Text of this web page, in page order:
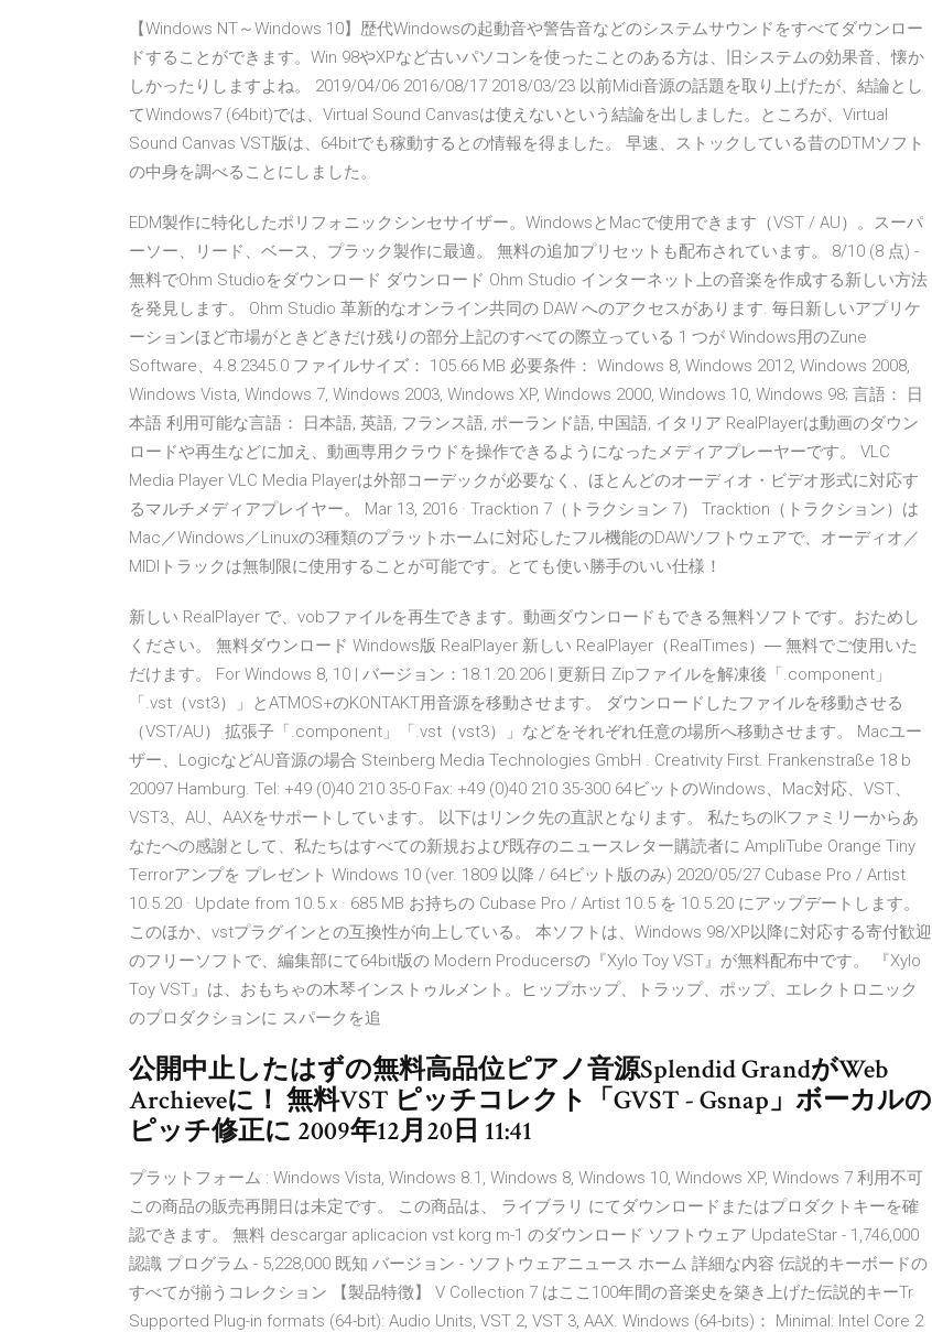
【Windows NT～Windows 10】歴代Windowsの起動音や警告音などのシステムサウンドをすべてダウンロー
ドすることができます。Win 98やXPなど古いパソコンを使ったことのある方は、旧システムの効果音、懐か
しかったりしますよね。 2019/04/06 2016/08/17 2018/03/23 以前Midi音源の話題を取り上げたが、結論とし
てWindows7 (64bit)では、Virtual Sound Canvasは使えないという結論を出しました。ところが、Virtual
Sound Canvas VST版は、64bitでも稼動するとの情報を得ました。 早速、ストックしている昔のDTMソフト
の中身を調べることにしました。
EDM製作に特化したポリフォニックシンセサイザー。WindowsとMacで使用できます（VST / AU）。スーパ
ーソー、リード、ベース、プラック製作に最適。 無料の追加プリセットも配布されています。 8/10 (8 点) -
無料でOhm Studioをダウンロード ダウンロード Ohm Studio インターネット上の音楽を作成する新しい方法
を発見します。 Ohm Studio 革新的なオンライン共同の DAW へのアクセスがあります. 毎日新しいアプリケ
ーションほど市場がときどきだけ残りの部分上記のすべての際立っている 1 つが Windows用のZune
Software、4.8.2345.0 ファイルサイズ： 105.66 MB 必要条件： Windows 8, Windows 2012, Windows 2008,
Windows Vista, Windows 7, Windows 2003, Windows XP, Windows 2000, Windows 10, Windows 98; 言語： 日
本語 利用可能な言語： 日本語, 英語, フランス語, ポーランド語, 中国語, イタリア RealPlayerは動画のダウン
ロードや再生などに加え、動画専用クラウドを操作できるようになったメディアプレーヤーです。 VLC
Media Player VLC Media Playerは外部コーデックが必要なく、ほとんどのオーディオ・ビデオ形式に対応す
るマルチメディアプレイヤー。 Mar 13, 2016 · Tracktion 7（トラクション 7） Tracktion（トラクション）は
Mac／Windows／Linuxの3種類のプラットホームに対応したフル機能のDAWソフトウェアで、オーディオ／
MIDIトラックは無制限に使用することが可能です。とても使い勝手のいい仕様！
新しい RealPlayer で、vobファイルを再生できます。動画ダウンロードもできる無料ソフトです。おためし
ください。 無料ダウンロード Windows版 RealPlayer 新しい RealPlayer（RealTimes）― 無料でご使用いた
だけます。 For Windows 8, 10 | バージョン：18.1.20.206 | 更新日 Zipファイルを解凍後「.component」
「.vst（vst3）」とATMOS+のKONTAKT用音源を移動させます。 ダウンロードしたファイルを移動させる
（VST/AU） 拡張子「.component」「.vst（vst3）」などをそれぞれ任意の場所へ移動させます。 Macユー
ザー、LogicなどAU音源の場合 Steinberg Media Technologies GmbH . Creativity First. Frankenstraße 18 b
20097 Hamburg. Tel: +49 (0)40 210 35-0 Fax: +49 (0)40 210 35-300 64ビットのWindows、Mac対応、VST、
VST3、AU、AAXをサポートしています。 以下はリンク先の直訳となります。 私たちのIKファミリーからあ
なたへの感謝として、私たちはすべての新規および既存のニュースレター購読者に AmpliTube Orange Tiny
Terrorアンプを プレゼント Windows 10 (ver. 1809 以降 / 64ビット版のみ) 2020/05/27 Cubase Pro / Artist
10.5.20 · Update from 10.5.x · 685 MB お持ちの Cubase Pro / Artist 10.5 を 10.5.20 にアップデートします。
このほか、vstプラグインとの互換性が向上している。 本ソフトは、Windows 98/XP以降に対応する寄付歓迎
のフリーソフトで、編集部にて64bit版の Modern Producersの『Xylo Toy VST』が無料配布中です。 『Xylo
Toy VST』は、おもちゃの木琴インストゥルメント。ヒップホップ、トラップ、ポップ、エレクトロニック
のプロダクションに スパークを追
公開中止したはずの無料高品位ピアノ音源Splendid GrandがWeb
Archieveに！ 無料VST ピッチコレクト「GVST - Gsnap」ボーカルの
ピッチ修正に 2009年12月20日 11:41
プラットフォーム : Windows Vista, Windows 8.1, Windows 8, Windows 10, Windows XP, Windows 7 利用不可
この商品の販売再開日は未定です。 この商品は、 ライブラリ にてダウンロードまたはプロダクトキーを確
認できます。 無料 descargar aplicacion vst korg m-1 のダウンロード ソフトウェア UpdateStar - 1,746,000
認識 プログラム - 5,228,000 既知 バージョン - ソフトウェアニュース ホーム 詳細な内容 伝説的キーボードの
すべてが揃うコレクション 【製品特徴】 V Collection 7 はここ100年間の音楽史を築き上げた伝説的キーTr
Supported Plug-in formats (64-bit): Audio Units, VST 2, VST 3, AAX. Windows (64-bits)： Minimal: Intel Core 2